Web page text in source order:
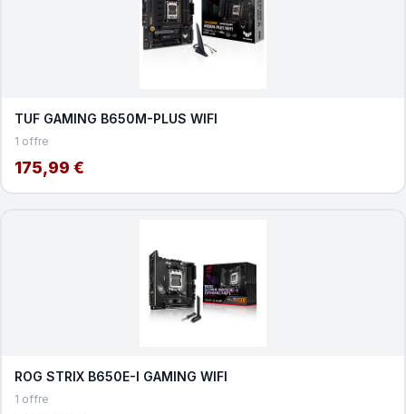
TUF GAMING B650M-PLUS WIFI
1 offre
175,99 €
ROG STRIX B650E-I GAMING WIFI
1 offre